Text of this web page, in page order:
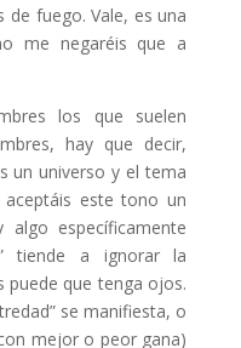
de fuego. Vale, es una
me negaréis que a
los que suelen
hay que decir,
un universo y el tema
este tono un
específicamente
tiende a ignorar la
puede que tenga ojos.
se manifiesta, o
mejor o peor gana)